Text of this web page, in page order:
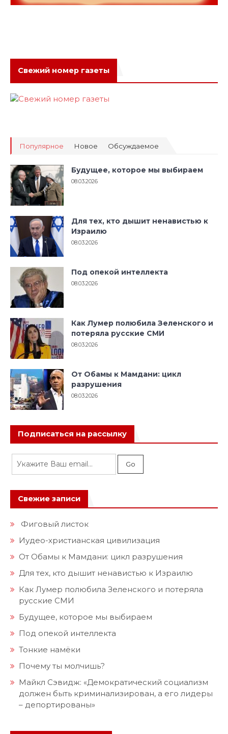
Свежий номер газеты
Популярное Новое Обсуждаемое
Будущее, которое мы выбираем
08.03.2026
Для тех, кто дышит ненавистью к
Израилю
08.03.2026
Под опекой интеллекта
08.03.2026
Как Лумер полюбила Зеленского и
потеряла русские СМИ
08.03.2026
От Обамы к Мамдани: цикл
разрушения
08.03.2026
Подписаться на рассылку
Свежие записи
Фиговый листок
Иудео-христианская цивилизация
От Обамы к Мамдани: цикл разрушения
Для тех, кто дышит ненавистью к Израилю
Как Лумер полюбила Зеленского и потеряла
русские СМИ
Будущее, которое мы выбираем
Под опекой интеллекта
Тонкие намёки
Почему ты молчишь?
Майкл Сэвидж: «Демократический социализм
должен быть криминализирован, а его лидеры
– депортированы»